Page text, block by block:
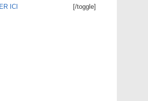
[/toggle]